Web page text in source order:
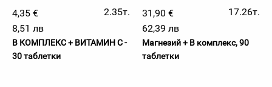
4,35 €
2.35т.
8,51 лв
В КОМПЛЕКС + ВИТАМИН С -
30 таблетки
31,90 €
17.26т.
62,39 лв
Магнезий + B комплекс, 90
таблетки